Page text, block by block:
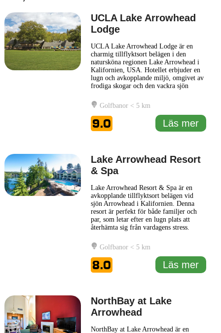
UCLA Lake Arrowhead
Lodge
UCLA Lake Arrowhead Lodge är en
charmig tillflyktsort belägen i den
natursköna regionen Lake Arrowhead i
Kalifornien, USA. Hotellet erbjuder en
lugn och avkopplande miljö, omgivet av
frodiga skogar och den vackra sjön
idealiskt resmål för dem som söker att
komma bort från stadens liv och rörelse.
Detta hotell kombinerar moderna
bekvämligheter med en rustik charm,...
Läs mer
Golfbanor < 5 km
9.0 Läs mer
Lake Arrowhead Resort
& Spa
Lake Arrowhead Resort & Spa är en
avkopplande tillflyktsort belägen vid
sjön Arrowhead i Kalifornien. Denna
resort är perfekt för både familjer och
par, som letar efter en lugn plats att
återhämta sig från vardagens stress.
sjön och omgivande skogar, vilket skapar
en fridfull atmosfär för sina gäster. Lake
Arrowhead Resort & Spa har en varierad
uppsättning faciliteter
... Läs mer
Golfbanor < 5 km
8.0 Läs mer
NorthBay at Lake
Arrowhead
NorthBay at Lake Arrowhead är en